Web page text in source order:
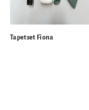
Tapetset Fiona